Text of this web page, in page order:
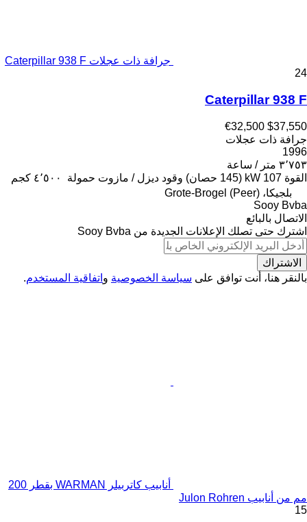
جرافة ذات عجلات Caterpillar 938 F
24
Caterpillar 938 F
$37,550
€32,500
جرافة ذات عجلات
1996
٣٬٧٥٣ متر / ساعة
القوة 107 kW (145 حصان) وقود ديزل / مازوت حمولة
٤٬٥٠٠ كجم
بلجيكا، Grote-Brogel (Peer)
Sooy Bvba
الاتصال بالبائع
اشترك حتى تصلك الإعلانات الجديدة من Sooy Bvba
الاشتراك
بالنقر هنا، أنت توافق على سياسة الخصوصية و اتفاقية المستخدم.
أنابيب كاتربيلر WARMAN بقطر 200
مم من أنابيب Julon Rohren
15